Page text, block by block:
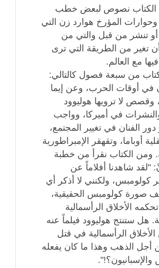
الكتاب نصوص لبعض خطب
المؤرخ هوارد زن التي
تنشر من قبل والتي من
تغير من الطريقة التي ترى
مع العالم.
من سبعة فصول كالتالي:
في أوقات الحرب، وعن إيما
وقصص لا ترويها هوليوود
في أميركا، وواجب
دور الفنان في تغيير المجتمع،
أوباما، وتقهقر الإمبراطورية
ومن الكتاب نقرأ من خطبة
"لقد شاهدنا أفلاماً عن
كولومبس، ولكنني لا أذكر أي
صورة كولومبس الحقيقية،
الأخلاق الرأسمالية
هل ستنتج هوليوود فيلماً عنه
الرأسمالية في قتل
أجل الذهب وهذا ما كان يفعله